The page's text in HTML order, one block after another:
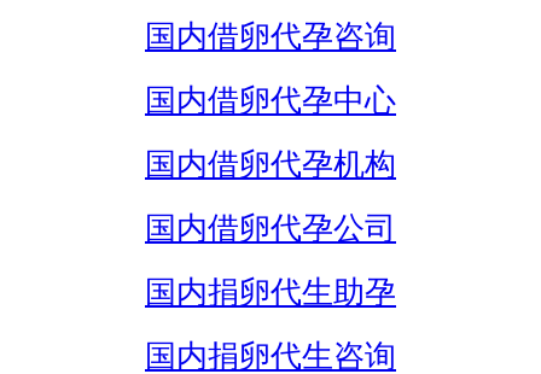
国内借卵代孕咨询
国内借卵代孕中心
国内借卵代孕机构
国内借卵代孕公司
国内捐卵代生助孕
国内捐卵代生咨询